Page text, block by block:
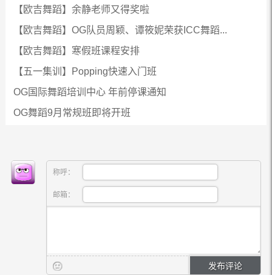
【欧吉舞蹈】余静老师又得奖啦
【欧吉舞蹈】OG队员周颖、谭筱妮荣获ICC舞蹈...
【欧吉舞蹈】寒假班课程安排
【五一集训】Popping快速入门班
OG国际舞蹈培训中心 年前停课通知
OG舞蹈9月常规班即将开班
称呼：
邮箱：